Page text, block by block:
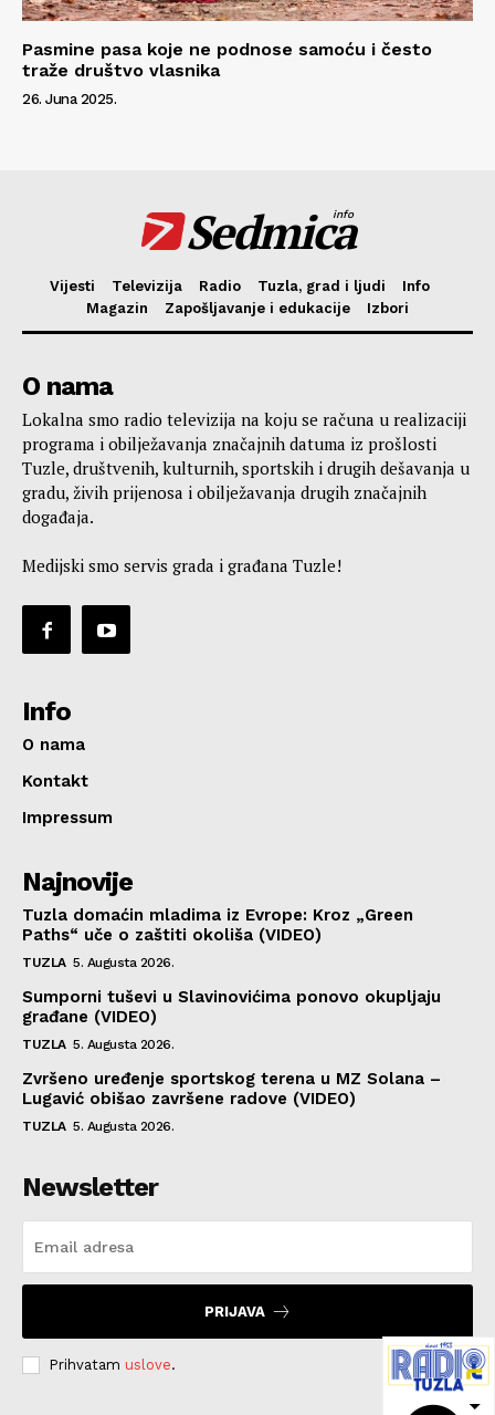
Pasmine pasa koje ne podnose samoću i često
traže društvo vlasnika
26. Juna 2025.
Sedmica
info
Vijesti Televizija Radio Tuzla, grad i ljudi
Info
Magazin
Zapošljavanje i edukacije Izbori
O nama
Lokalna smo radio televizija na koju se računa u realizaciji
programa i obilježavanja značajnih datuma iz prošlosti
Tuzle, društvenih, kulturnih, sportskih i drugih dešavanja u
gradu, živih prijenosa i obilježavanja drugih značajnih
događaja.
Medijski smo servis grada i građana Tuzle!
Info
O nama
Kontakt
Impressum
Najnovije
Tuzla domaćin mladima iz Evrope: Kroz „Green
Paths“ uče o zaštiti okoliša (VIDEO)
TUZLA 5. Augusta 2026.
Sumporni tuševi u Slavinovićima ponovo okupljaju
građane (VIDEO)
TUZLA 5. Augusta 2026.
Zvršeno uređenje sportskog terena u MZ Solana –
Lugavić obišao završene radove (VIDEO)
TUZLA 5. Augusta 2026.
Newsletter
PRIJAVA
Prihvatam uslove.